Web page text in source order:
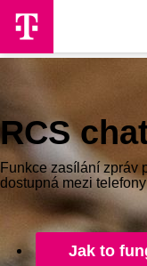
Skip to Main Content
RCS
Funkce zasílání zpráv
dostupná mezi
Jak to